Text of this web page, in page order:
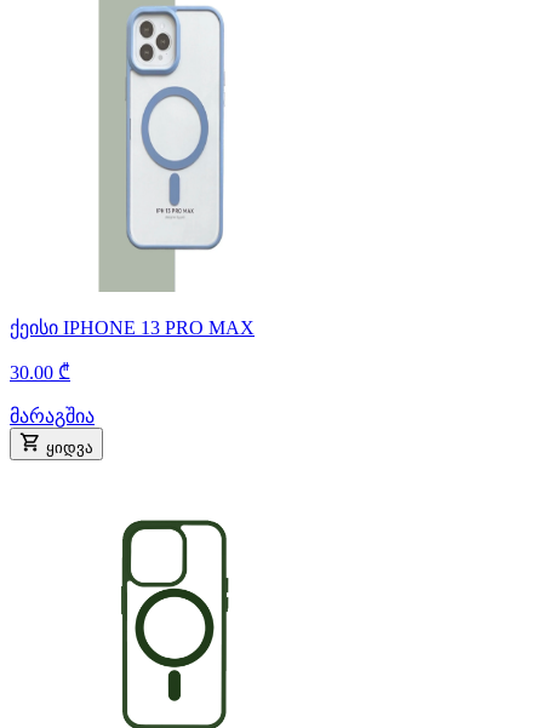
ქეისი IPHONE 13 PRO MAX
30.00 ₾
მარაგშია
ყიდვა